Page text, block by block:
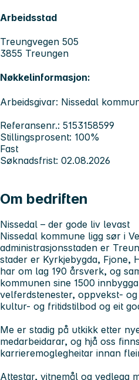
Arbeidsstad
Treungvegen 505
3855 Treungen
Nøkkelinformasjon:
Arbeidsgivar: Nissedal
Referansenr.: 5153158599
Stillingsprosent: 100%
Fast
Søknadsfrist: 02.08.2026
Om bedriften
Nissedal – der gode liv levast
Nissedal kommune ligg sør i
administrasjonsstaden er
stader er Kyrkjebygda, Fjone,
har om lag 190 årsverk, og
kommunen sine 1500
velferdstenester, oppvekst-
kultur- og fritidstilbod og eit
Me er stadig på utkikk etter
medarbeidarar, og hjå oss
karrieremoglegheitar innan
Attestar, vitnemål og vedlegg